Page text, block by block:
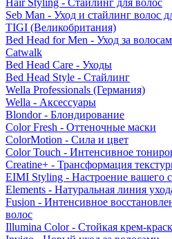
Hair Styling - Стайлинг для волос
Seb Man - Уход и стайлинг волос
TIGI (Великобритания)
Bed Head for Men - Уход за
Catwalk
Bed Head Care - Уходы
Bed Head Style - Стайлинг
Wella Professionals (Германия)
Wella - Аксессуары
Blondor - Блондирование
Color Fresh - Оттеночные маски
ColorMotion - Сила и цвет
Color Touch - Интенсивное
Creatine+ - Трансформация
EIMI Styling - Настроение вашего
Elements - Натуральная линия
Fusion - Интенсивное
волос
Illumina Color - Стойкая крем-